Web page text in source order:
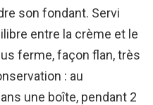
son fondant. Servi
entre la crème et le
ferme, façon flan, très
: au
une boîte, pendant 2